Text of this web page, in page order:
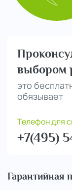
выбором
это
обязывает
Телефон для
+7(495)
Гарантийная